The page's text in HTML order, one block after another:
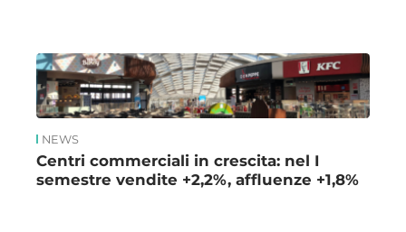
NEWS
Centri commerciali in crescita: nel I
semestre vendite +2,2%, affluenze +1,8%